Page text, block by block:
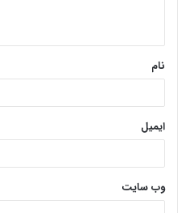
نام
ایمیل
وب‌ سایت